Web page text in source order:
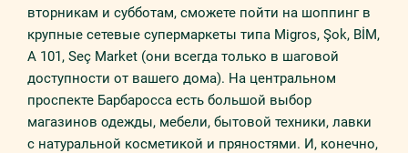
вторникам и субботам, сможете пойти на шоппинг в
крупные сетевые супермаркеты типа Migros, Şok, BİM,
A 101, Seç Market (они всегда только в шаговой
доступности от вашего дома). На центральном
проспекте Барбаросса есть большой выбор
магазинов одежды, мебели, бытовой техники, лавки
с натуральной косметикой и пряностями. И, конечно,